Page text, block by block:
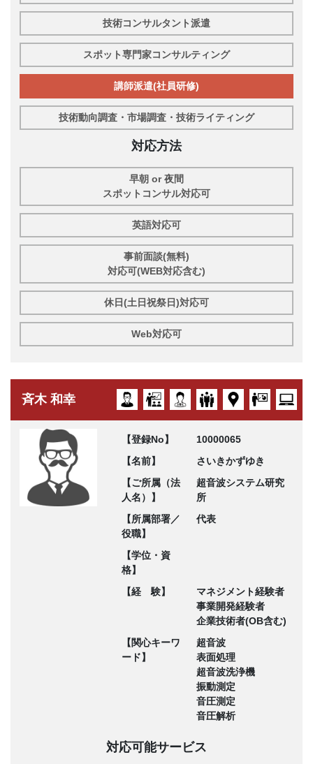
技術コンサルタント派遣
スポット専門家コンサルティング
講師派遣(社員研修)
技術動向調査・市場調査・技術ライティング
対応方法
早朝 or 夜間
スポットコンサル対応可
英語対応可
事前面談(無料)
対応可(WEB対応含む)
休日(土日祝祭日)対応可
Web対応可
斉木 和幸
【登録No】
10000065
【名前】
さいきかずゆき
【ご所属（法
人名）】
超音波システム研究
所
【所属部署／
役職】
代表
【学位・資
格】
【経 験】
マネジメント経験者
事業開発経験者
企業技術者(OB含む)
【関心キーワ
ード】
超音波
表面処理
超音波洗浄機
振動測定
音圧測定
音圧解析
対応可能サービス